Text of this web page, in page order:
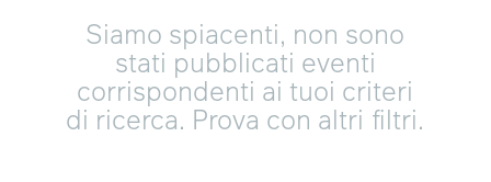
Siamo spiacenti, non sono
stati pubblicati eventi
corrispondenti ai tuoi criteri
di ricerca. Prova con altri filtri.